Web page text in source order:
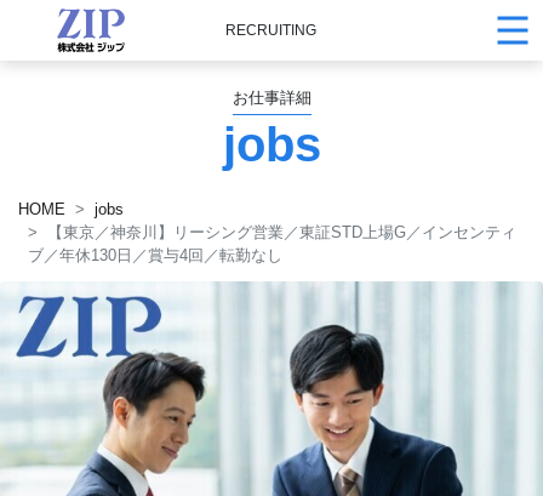
RECRUITING
お仕事詳細
jobs
HOME
jobs
【東京／神奈川】リーシング営業／東証STD上場G／インセンティ
ブ／年休130日／賞与4回／転勤なし